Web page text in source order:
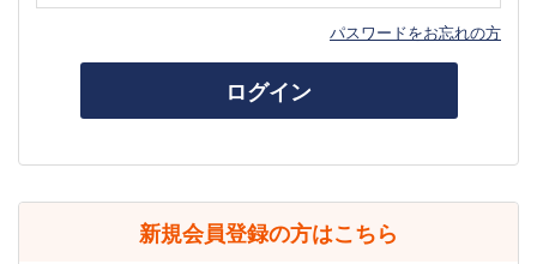
パスワードをお忘れの方
ログイン
新規会員登録の方はこちら